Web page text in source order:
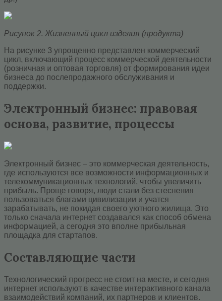
Рисунок 2. Жизненный цикл изделия (продукта)
На рисунке 3 упрощенно представлен коммерческий
цикл, включающий процесс коммерческой деятельности
(розничная и оптовая торговля) от формирования идеи
бизнеса до послепродажного обслуживания и
поддержки.
Электронный бизнес: правовая
основа, развитие, процессы
Электронный бизнес – это коммерческая деятельность,
где используются все возможности информационных и
телекоммуникационных технологий, чтобы увеличить
прибыль. Проще говоря, люди стали без стеснения
пользоваться благами цивилизации и учатся
зарабатывать, не покидая своего уютного жилища. Это
только сначала интернет создавался как способ обмена
информацией, а сегодня это вполне прибыльная
площадка для стартапов.
Составляющие части
Технологический прогресс не стоит на месте, и сегодня
интернет используют в качестве интерактивного канала
взаимодействий компаний, их партнеров и клиентов.